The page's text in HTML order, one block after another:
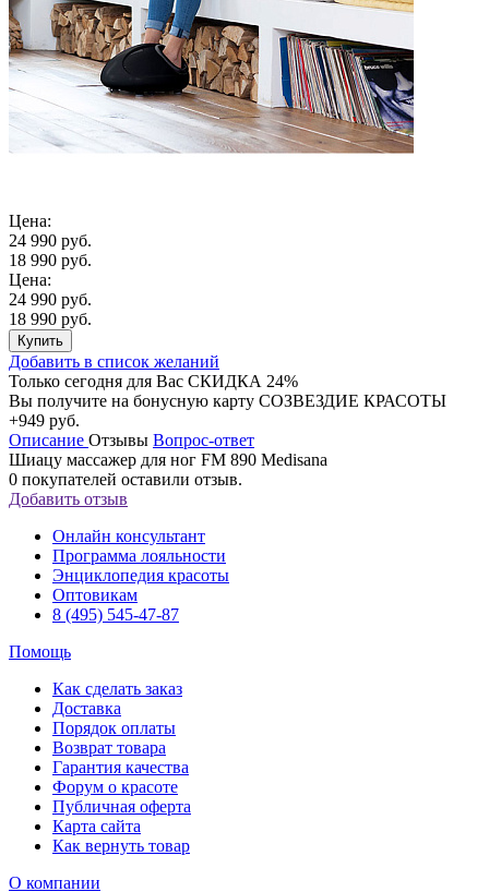
Цена:
24 990 руб.
18 990 руб.
Цена:
24 990 руб.
18 990 руб.
Купить
Добавить в список желаний
Только сегодня для Вас СКИДКА 24%
Вы получите на бонусную карту СОЗВЕЗДИЕ КРАСОТЫ
+949 руб.
Описание Отзывы Вопрос-ответ
Шиацу массажер для ног FM 890 Medisana
0 покупателей оставили отзыв.
Добавить отзыв
Онлайн консультант
Программа лояльности
Энциклопедия красоты
Оптовикам
8 (495) 545-47-87
Помощь
Как сделать заказ
Доставка
Порядок оплаты
Возврат товара
Гарантия качества
Форум о красоте
Публичная оферта
Карта сайта
Как вернуть товар
О компании